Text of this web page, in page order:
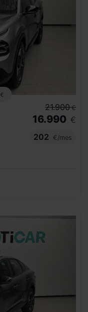
€
21.900 €
16.990 €
202
€/mes